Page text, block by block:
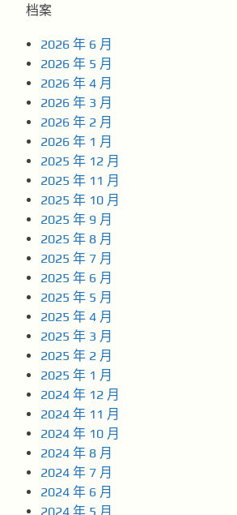
档案
2026 年 6 月
2026 年 5 月
2026 年 4 月
2026 年 3 月
2026 年 2 月
2026 年 1 月
2025 年 12 月
2025 年 11 月
2025 年 10 月
2025 年 9 月
2025 年 8 月
2025 年 7 月
2025 年 6 月
2025 年 5 月
2025 年 4 月
2025 年 3 月
2025 年 2 月
2025 年 1 月
2024 年 12 月
2024 年 11 月
2024 年 10 月
2024 年 8 月
2024 年 7 月
2024 年 6 月
2024 年 5 月